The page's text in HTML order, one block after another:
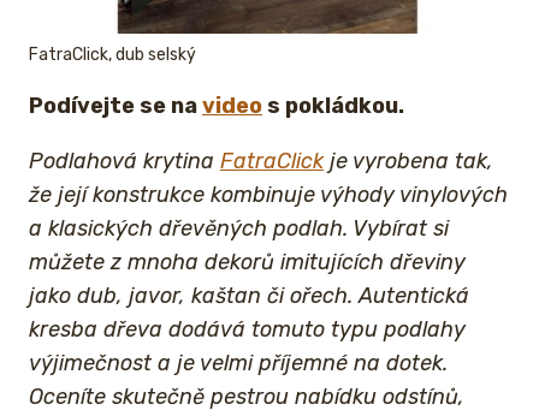
FatraClick, dub selský
Podívejte se navideos pokládkou.
Podlahová krytina FatraClickje vyrobena tak,
že její konstrukce kombinuje výhody vinylových
a klasických dřevěných podlah. Vybírat si
můžete z mnoha dekorů imitujících dřeviny
jako dub, javor, kaštan či ořech. Autentická
kresba dřeva dodává tomuto typu podlahy
výjimečnost a je velmi příjemné na dotek.
Oceníte skutečně pestrou nabídku odstínů,